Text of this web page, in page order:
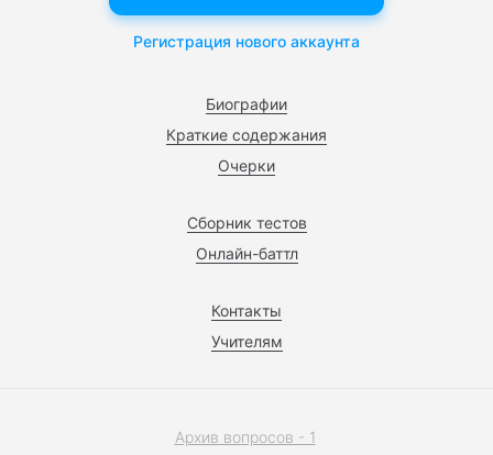
Биографии
Краткие содержания
Очерки
Сборник тестов
Онлайн-баттл
Контакты
Учителям
Регистрация нового аккаунта
Архив вопросов - 1